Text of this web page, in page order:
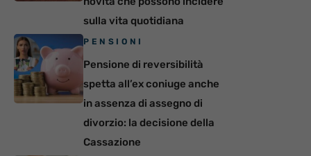
sulla vita quotidiana
PENSIONI
Pensione di reversibilità
spetta all’ex coniuge anche
in assenza di assegno di
divorzio: la decisione della
Cassazione